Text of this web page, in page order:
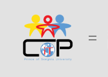
content